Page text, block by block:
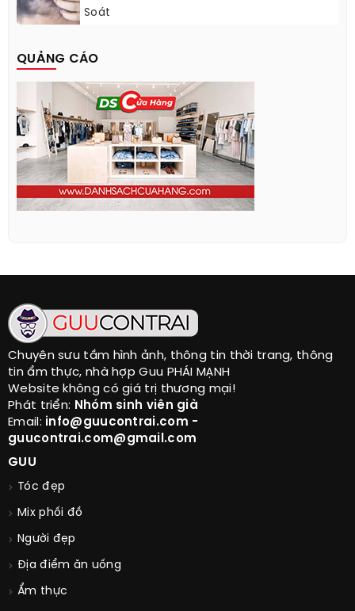
Soát
QUẢNG CÁO
Chuyên sưu tầm hình ảnh, thông tin thời trang, thông
tin ẩm thực, nhà hợp Guu PHÁI MẠNH
Website không có giá trị thương mại!
Phát triển: Nhóm sinh viên già
Email: info@guucontrai.com -
guucontrai.com@gmail.com
GUU
Tóc đẹp
Mix phối đồ
Người đẹp
Địa điểm ăn uống
Ẩm thực